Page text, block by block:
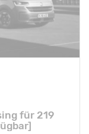
für 219